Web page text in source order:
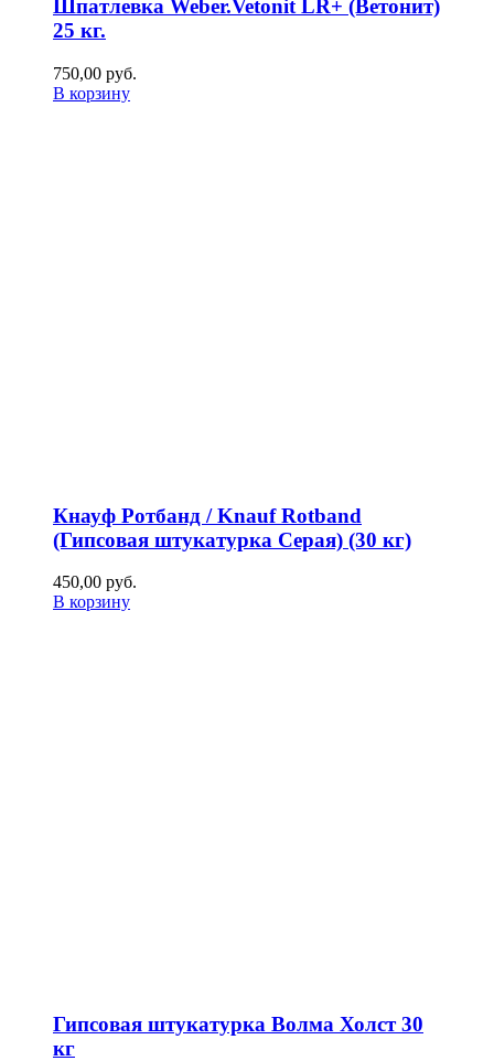
Шпатлевка Weber.Vetonit LR+ (Ветонит)
25 кг.
750,00 руб.
В корзину
Кнауф Ротбанд / Knauf Rotband
(Гипсовая штукатурка Серая) (30 кг)
450,00 руб.
В корзину
Гипсовая штукатурка Волма Холст 30
кг